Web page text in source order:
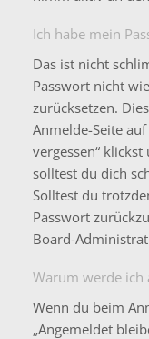
Ich habe mein
Das ist nicht
Passwort nicht
zurücksetzen.
Anmelde-Seite
vergessen“
solltest du dich
Solltest du
Passwort
Board-
Warum werde ich
Wenn du beim
„Angemeldet